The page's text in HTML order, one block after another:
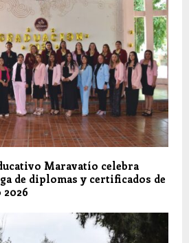
Maravatío celebra
de diplomas y certificados de